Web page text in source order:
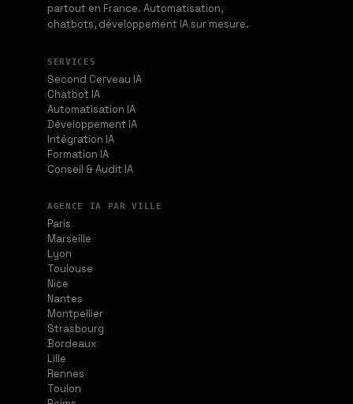
partout en France. Automatisation,
chatbots, développement IA sur mesure.
SERVICES
Second Cerveau IA
Chatbot IA
Automatisation IA
Développement IA
Intégration IA
Formation IA
Conseil & Audit IA
AGENCE IA PAR VILLE
Paris
Marseille
Lyon
Toulouse
Nice
Nantes
Montpellier
Strasbourg
Bordeaux
Lille
Rennes
Toulon